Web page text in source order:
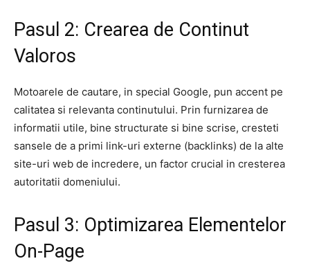
Pasul 2: Crearea de Continut
Valoros
Motoarele de cautare, in special Google, pun accent pe
calitatea si relevanta continutului. Prin furnizarea de
informatii utile, bine structurate si bine scrise, cresteti
sansele de a primi link-uri externe (backlinks) de la alte
site-uri web de incredere, un factor crucial in cresterea
autoritatii domeniului.
Pasul 3: Optimizarea Elementelor
On-Page